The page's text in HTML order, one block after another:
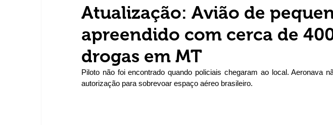
Atualização: Avião de
apreendido com cerca de
drogas em MT
Piloto não foi encontrado quando policiais chegaram ao local. Aeronava
autorização para sobrevoar espaço aéreo brasileiro.